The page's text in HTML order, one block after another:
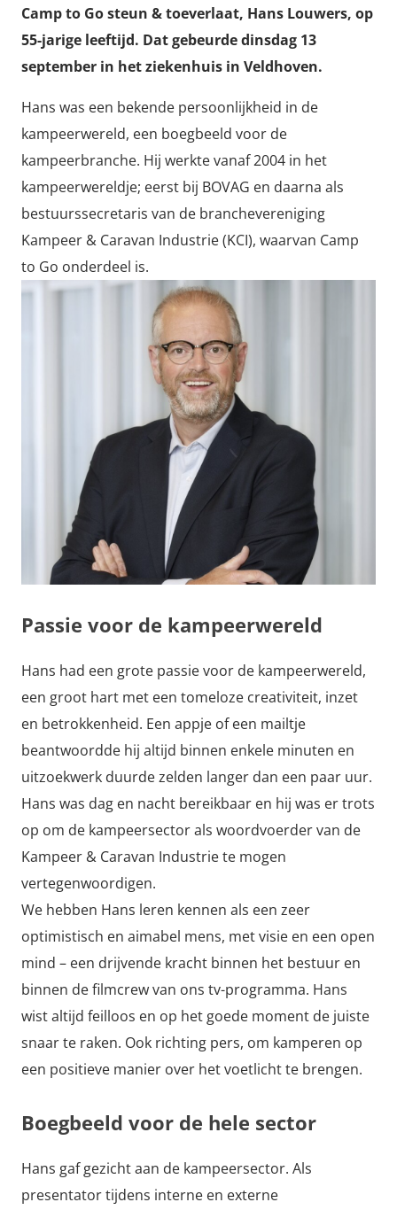
Camp to Go steun & toeverlaat, Hans Louwers, op
55-jarige leeftijd. Dat gebeurde dinsdag 13
september in het ziekenhuis in Veldhoven.
Hans was een bekende persoonlijkheid in de
kampeerwereld, een boegbeeld voor de
kampeerbranche. Hij werkte vanaf 2004 in het
kampeerwereldje; eerst bij BOVAG en daarna als
bestuurssecretaris van de branchevereniging
Kampeer & Caravan Industrie (KCI), waarvan Camp
to Go onderdeel is.
Passie voor de kampeerwereld
Hans had een grote passie voor de kampeerwereld,
een groot hart met een tomeloze creativiteit, inzet
en betrokkenheid. Een appje of een mailtje
beantwoordde hij altijd binnen enkele minuten en
uitzoekwerk duurde zelden langer dan een paar uur.
Hans was dag en nacht bereikbaar en hij was er trots
op om de kampeersector als woordvoerder van de
Kampeer & Caravan Industrie te mogen
vertegenwoordigen.
We hebben Hans leren kennen als een zeer
optimistisch en aimabel mens, met visie en een open
mind – een drijvende kracht binnen het bestuur en
binnen de filmcrew van ons tv-programma. Hans
wist altijd feilloos en op het goede moment de juiste
snaar te raken. Ook richting pers, om kamperen op
een positieve manier over het voetlicht te brengen.
Boegbeeld voor de hele sector
Hans gaf gezicht aan de kampeersector. Als
presentator tijdens interne en externe